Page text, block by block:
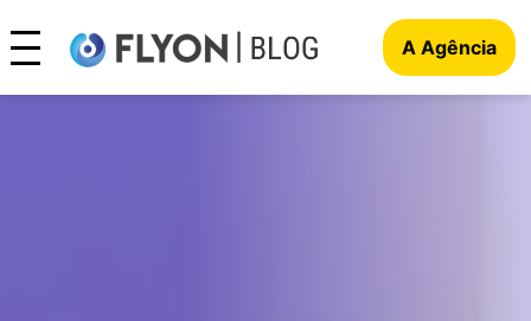
A Agência